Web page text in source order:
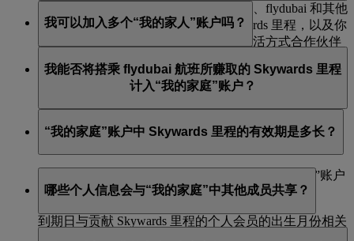
可以，你可以将你通过搭乘阿联酋航空、flydubai 和其他
合作伙伴航空公司的航班赚取的 Skywards 里程，以及你
从我们的银行、酒店、租车、零售和生活方式合作伙伴
户。只有通过金融转换合作伙伴赚取的 Skywards 里程不
能计入你的“我的家庭”账户中。
我可以加入多个“我的家人”账户吗？
庭主会员或家庭成员想要加入一个新账户，必须先从当
前账户中被移除。但是，如果家庭主会员被移除，那么
我能否将搭乘 flydubai 航班所赚取的 Skywards 里程
计入“我的家庭”账户？
计入“我的家庭”账户。
“我的家庭”账户中 Skywards 里程的有效期是多长？
和你个人账户中的 Skywards 里程一样，“我的家庭”账户
中的 Skywards 里程自旅行日起三年内有效。
到期日与贡献 Skywards 里程的个人会员的出生月份相关
哪些个人信息会与“我的家庭”中其他成员共享？